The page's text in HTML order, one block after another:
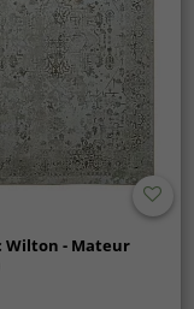
Wilton - Mateur